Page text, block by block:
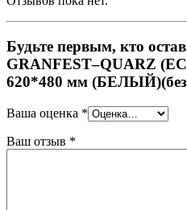
Будьте первым, кто
GRANFEST–QUARZ
620*480 мм (БЕЛЫЙ)(без
Ваша оценка *
Ваш отзыв *